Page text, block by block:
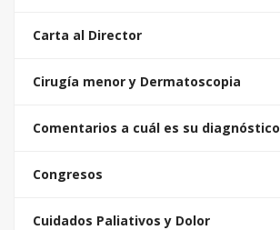
Carta al Director
Cirugía menor y Dermatoscopia
Comentarios a cuál es su diagnóstico
Congresos
Cuidados Paliativos y Dolor